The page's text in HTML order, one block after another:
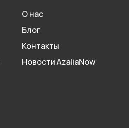
О нас
Блог
Контакты
Новости AzaliaNow